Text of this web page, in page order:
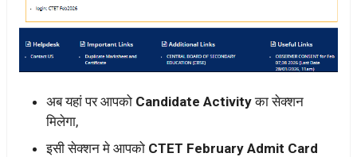
अब यहां पर आपको Candidate Activityका सेक्शन
मिलेगा,
इसी सेक्शन मे आपको CTET February Admit Card